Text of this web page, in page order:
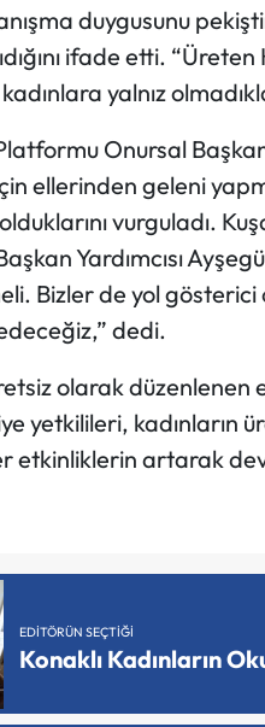
duygusunu
ifade etti.
yalnız
Onursal
ellerinden geleni
vurguladı.
Yardımcısı
Bizler de yol
dedi.
olarak
yetkilileri,
etkinliklerin artarak
EDITÖRÜN SEÇTIĞI
Konaklı Kadınların